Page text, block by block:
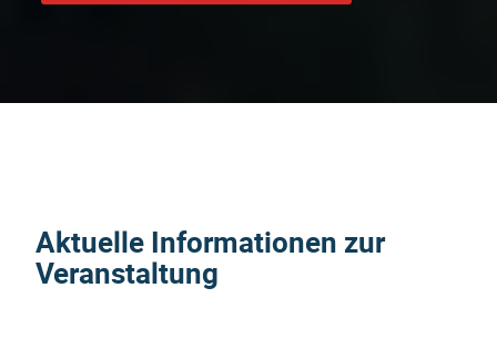
Aktuelle Informationen zur
Veranstaltung